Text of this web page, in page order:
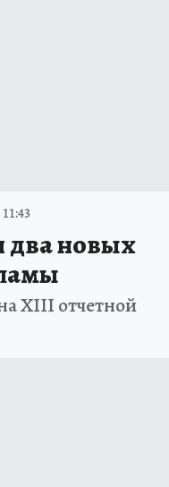
два новых
XIII отчетной